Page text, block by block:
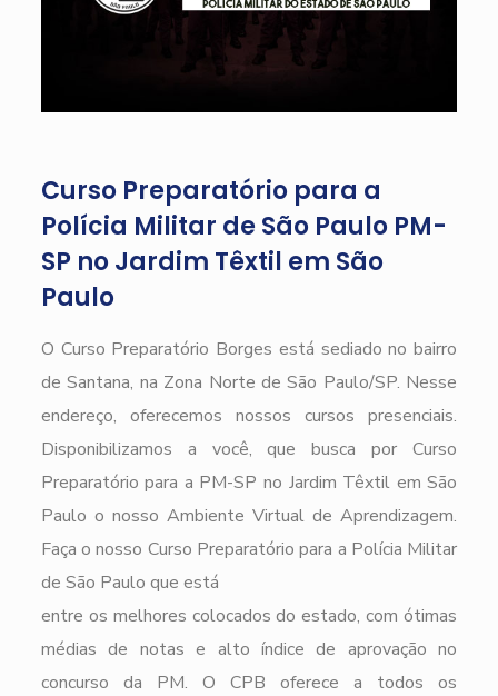
Curso Preparatório para a
Polícia Militar de São Paulo PM-
SP no Jardim Têxtil em São
Paulo
O Curso Preparatório Borges está sediado no bairro
de Santana, na Zona Norte de São Paulo/SP. Nesse
endereço, oferecemos nossos cursos presenciais.
Disponibilizamos a você, que busca por Curso
Preparatório para a PM-SP no Jardim Têxtil em São
Paulo o nosso Ambiente Virtual de Aprendizagem.
Faça o nosso Curso Preparatório para a Polícia Militar
de São Paulo que está
entre os melhores colocados do estado, com ótimas
médias de notas e alto índice de aprovação no
concurso da PM. O CPB oferece a todos os